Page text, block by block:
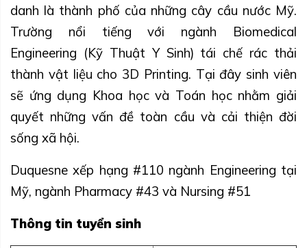
danh là thành phố của những cây cầu nước Mỹ.
Trường nổi tiếng với ngành Biomedical
Engineering (Kỹ Thuật Y Sinh) tái chế rác thải
thành vật liệu cho 3D Printing. Tại đây sinh viên
sẽ ứng dụng Khoa học và Toán học nhằm giải
quyết những vấn đề toàn cầu và cải thiện đời
sống xã hội.
Duquesne xếp hạng #110 ngành Engineering tại
Mỹ, ngành Pharmacy #43 và Nursing #51
Thông tin tuyển sinh